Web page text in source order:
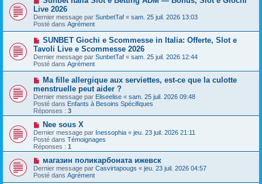
s
a
g
e
u
m
e
s
s
a
g
e
u
v
e
a
u
m
e
s
a
g
e
Live 2026
Dernier message par SunbetTaf « sam. 25 juil. 2026 13:03
Posté dans Agrément
N
u
v
e
a
m
e
s
s
a
g
e
SUNBET Giochi e Scommesse in Italia: Offerte, Slot e
Tavoli Live e Scommesse 2026
Dernier message par SunbetTaf « sam. 25 juil. 2026 12:44
Posté dans Agrément
N
u
v
e
a
u
m
e
s
s
g
e
Ma fille allergique aux serviettes, est-ce que la culotte
menstruelle peut aider ?
Dernier message par Eliseelise « sam. 25 juil. 2026 09:48
Posté dans Enfants à Besoins Spécifiques
Réponses : 3
N
o
u
v
e
a
u
m
e
Nee sous X
Dernier message par Inessophia « jeu. 23 juil. 2026 21:11
Posté dans Témoignages
Réponses : 1
N
o
u
v
магазин поликарбоната ижевск
Dernier message par Casvirtapougs « jeu. 23 juil. 2026 04:57
Posté dans Agrément